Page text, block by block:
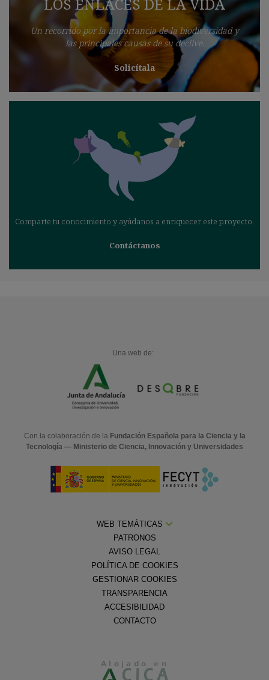
Un recorrido por la importancia de la biodiversidad y
las principales causas de su declive.
Solicítala
Comparte tu conocimiento y ayúdanos a enriquecer este proyecto.
Contáctanos
Una web de:
Con la colaboración de la Fundación Española para la Ciencia y la
Tecnología — Ministerio de Ciencia, Innovación y Universidades
WEB TEMÁTICAS
PATRONOS
AVISO LEGAL
POLÍTICA DE COOKIES
GESTIONAR COOKIES
TRANSPARENCIA
ACCESIBILIDAD
CONTACTO